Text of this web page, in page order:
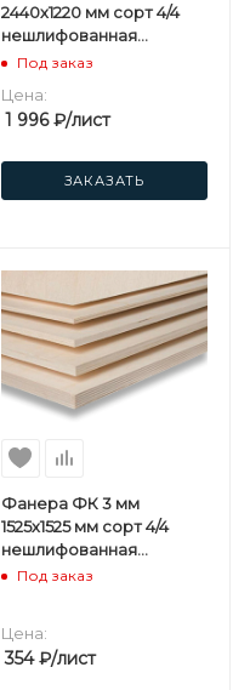
2440х1220 мм сорт 4/4
нешлифованная
березовая
Под заказ
Цена:
1 996₽/лист
ЗАКАЗАТЬ
Фанера ФК 3 мм
1525х1525 мм сорт 4/4
нешлифованная
березовая
Под заказ
Цена:
354₽/лист